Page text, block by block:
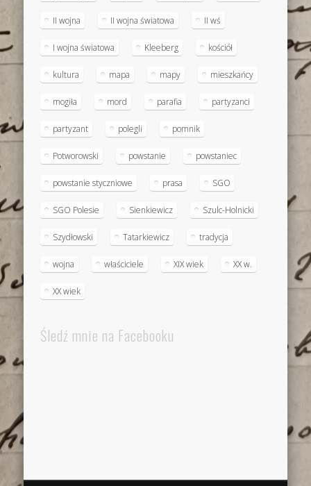
II wojna II wojna światowa II wś
I wojna światowa Kleeberg kościół
kultura mapa mapy mieszkańcy
mogiła mord parafia partyzanci
partyzant polegli pomnik
Potworowski powstanie powstaniec
powstanie styczniowe prasa SGO
SGO Polesie Sienkiewicz Szulc-Holnicki
Szydłowski Tatarkiewicz tradycja
wojna właściciele XIX wiek XX w.
XX wiek
Śledź mnie na Facebooku